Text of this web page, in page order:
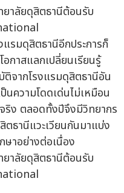
แรมดุสิตธานีอีกประการก็
กาสแลกเปลี่ยนเรียนรู้
จากโรงแรมดุสิตธานีอัน
นความโดดเด่นไม่เหมือน
ริง ตลอดทั้งปีจึงมีวิทยากร
ธานีแวะเวียนกันมาแบ่ง
ษาอย่างต่อเนื่อง